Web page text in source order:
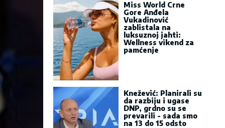
Miss World Crne
Gore Anđela
Vukadinović
zablistala na
luksuznoj jahti:
Wellness vikend za
pamćenje
Knežević: Planirali su
da razbiju i ugase
DNP, grdno su se
prevarili - sada smo
na 13 do 15 odsto